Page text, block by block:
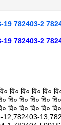
782403-2
782403-2
वि० वि० वि० वि०
वि० वि० वि० वि०
वि० वि० वि० वि०
12,782403-